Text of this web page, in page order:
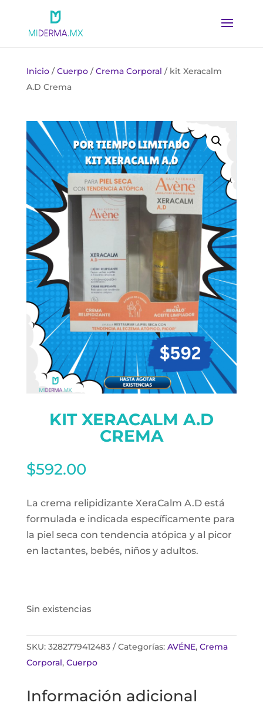
Inicio/Cuerpo/Crema Corporal / kit Xeracalm
A.D Crema
KIT XERACALM A.D
CREMA
$592.00
La crema relipidizante XeraCalm A.D está
formulada e indicada específicamente para
la piel seca con tendencia atópica y al picor
en lactantes, bebés, niños y adultos.
Sin existencias
SKU: 3282779412483 Categorías: AVÉNE, Crema
Corporal, Cuerpo
Información adicional